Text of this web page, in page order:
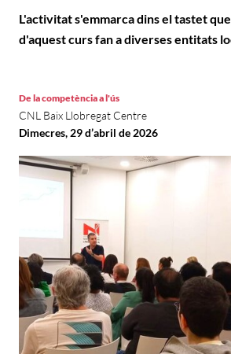
L'activitat s'emmarca dins el tastet
d'aquest curs fan a diverses entitats
De la competència a l'ús
CNL Baix Llobregat Centre
Dimecres, 29 d’abril de 2026